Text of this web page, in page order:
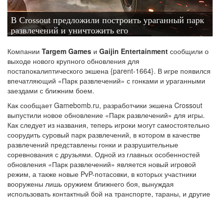
В Crossout предложили построить ураганный парк
развлечений и уничтожить его
Компании Targem Games и Gaijin Entertainment сообщили о
выходе нового крупного обновления для
постапокалиптического экшена {parent-1664}. В игре появился
впечатляющий «Парк развлечений» с гонками и ураганными
заездами с ближним боем.
Как сообщает Gamebomb.ru, разработчики экшена Crossout
выпустили новое обновление «Парк развлечений» для игры.
Как следует из названия, теперь игроки могут самостоятельно
соорудить суровый парк развлечений, в котором в качестве
развлечений представлены гонки и разрушительные
соревнования с друзьями. Одной из главных особенностей
обновления «Парк развлечений» является новый игровой
режим, а также новые PvP-потасовки, в которых участники
вооружены лишь оружием ближнего боя, вынуждая
использовать контактный бой на транспорте, тараны, и другие